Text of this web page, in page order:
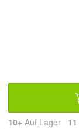
10+ Auf Lager 11